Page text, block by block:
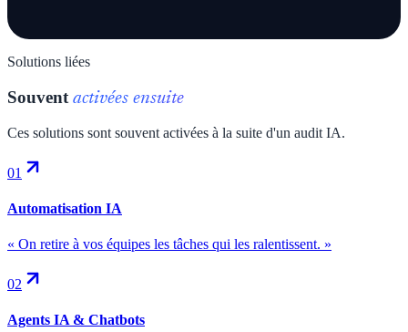
Solutions liées
Souvent activées ensuite
Ces solutions sont souvent activées à la suite d'un audit IA.
01
Automatisation IA
« On retire à vos équipes les tâches qui les ralentissent. »
02
Agents IA & Chatbots